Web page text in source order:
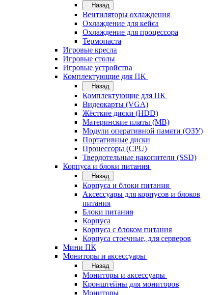
Назад
Вентиляторы охлаждения
Охлаждение для кейса
Охлаждение для процессора
Термопаста
Игровые кресла
Игровые столы
Игровые устройства
Комплектующие для ПК
Назад
Комплектующие для ПК
Видеокарты (VGA)
Жёсткие диски (HDD)
Материнские платы (MB)
Модули оперативной памяти (ОЗУ)
Портативные диски
Процессоры (CPU)
Твердотельные накопители (SSD)
Корпуса и блоки питания
Назад
Корпуса и блоки питания
Аксессуары для корпусов и блоков
питания
Блоки питания
Корпуса
Корпуса с блоком питания
Корпуса стоечные, для серверов
Мини ПК
Мониторы и аксессуары
Назад
Мониторы и аксессуары
Кронштейны для мониторов
Мониторы